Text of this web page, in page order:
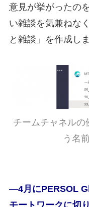
意見が挙がったの
い雑談を気兼ねな
と雑談」を作成し
チームチャネルの
う名
―4月にPERSOL